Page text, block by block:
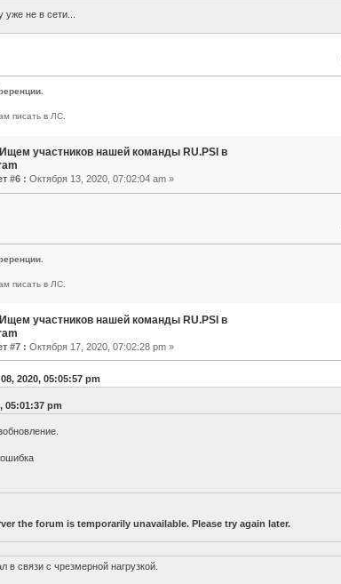
уже не в сети...
писать в ЛС.
участников нашей команды RU.PSI в
#6 : Октября 13, 2020, 07:02:04 am »
писать в ЛС.
участников нашей команды RU.PSI в
#7 : Октября 17, 2020, 07:02:28 pm »
2020, 05:05:57 pm
05:01:37 pm
the forum is temporarily unavailable. Please try again later.
в связи с чрезмерной нагрузкой.